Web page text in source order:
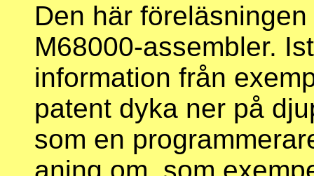
Den här
M68000-assembler.
information från
patent dyka ner på
som en